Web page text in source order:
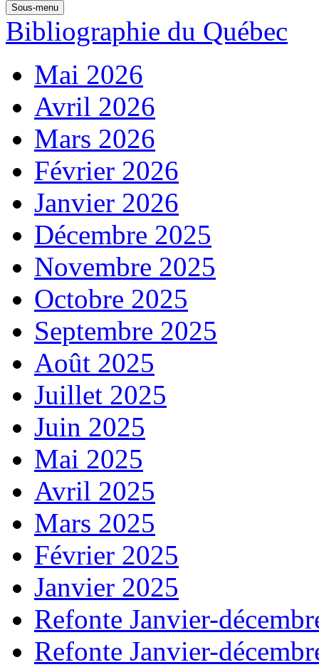
Sous-menu
Bibliographie du Québec
Mai 2026
Avril 2026
Mars 2026
Février 2026
Janvier 2026
Décembre 2025
Novembre 2025
Octobre 2025
Septembre 2025
Août 2025
Juillet 2025
Juin 2025
Mai 2025
Avril 2025
Mars 2025
Février 2025
Janvier 2025
Refonte Janvier-
Refonte Janvier-